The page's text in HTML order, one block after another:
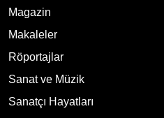
Magazin
Makaleler
Röportajlar
Sanat ve Müzik
Sanatçı Hayatları